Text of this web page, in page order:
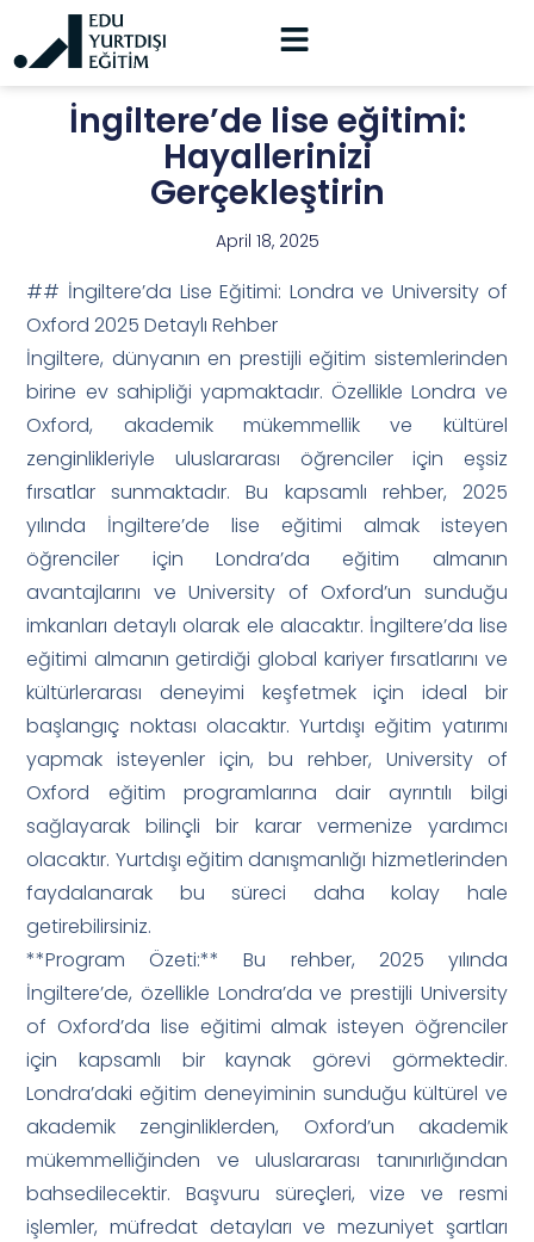
İngiltere’de lise eğitimi:
Hayallerinizi
Gerçekleştirin
April 18, 2025
## İngiltere’da Lise Eğitimi: Londra ve University of
Oxford 2025 Detaylı Rehber
İngiltere, dünyanın en prestijli eğitim sistemlerinden
birine ev sahipliği yapmaktadır. Özellikle Londra ve
Oxford, akademik mükemmellik ve kültürel
zenginlikleriyle uluslararası öğrenciler için eşsiz
fırsatlar sunmaktadır. Bu kapsamlı rehber, 2025
yılında İngiltere’de lise eğitimi almak isteyen
öğrenciler için Londra’da eğitim almanın
avantajlarını ve University of Oxford’un sunduğu
imkanları detaylı olarak ele alacaktır. İngiltere’da lise
eğitimi almanın getirdiği global kariyer fırsatlarını ve
kültürlerarası deneyimi keşfetmek için ideal bir
başlangıç noktası olacaktır. Yurtdışı eğitim yatırımı
yapmak isteyenler için, bu rehber, University of
Oxford eğitim programlarına dair ayrıntılı bilgi
sağlayarak bilinçli bir karar vermenize yardımcı
olacaktır. Yurtdışı eğitim danışmanlığı hizmetlerinden
faydalanarak bu süreci daha kolay hale
getirebilirsiniz.
**Program Özeti:** Bu rehber, 2025 yılında
İngiltere’de, özellikle Londra’da ve prestijli University
of Oxford’da lise eğitimi almak isteyen öğrenciler
için kapsamlı bir kaynak görevi görmektedir.
Londra’daki eğitim deneyiminin sunduğu kültürel ve
akademik zenginliklerden, Oxford’un akademik
mükemmelliğinden ve uluslararası tanınırlığından
bahsedilecektir. Başvuru süreçleri, vize ve resmi
işlemler, müfredat detayları ve mezuniyet şartları